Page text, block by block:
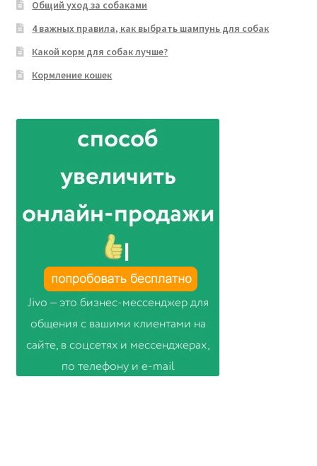
Общий уход за собаками
4 важных правила, как выбрать шампунь для собак
Какой корм для собак лучше?
Кормление кошек